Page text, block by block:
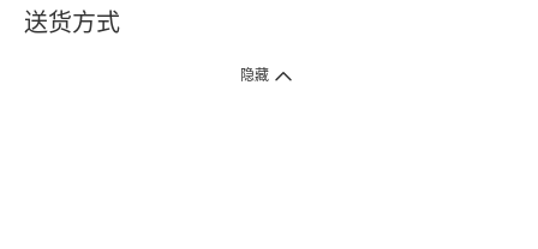
送货方式
1. 送货到府（受卫生署条例规管产品除外 ）
隐藏